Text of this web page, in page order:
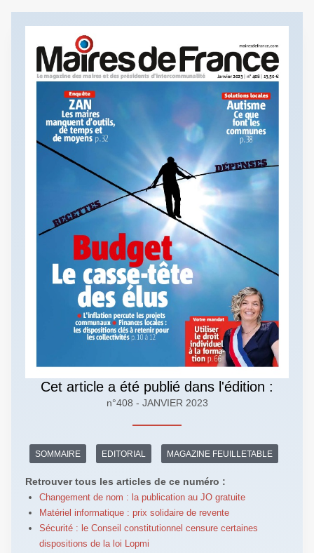
Cet article a été publié dans l'édition :
n°408 - JANVIER 2023
SOMMAIRE EDITORIAL MAGAZINE FEUILLETABLE
Retrouver tous les articles de ce numéro :
Changement de nom : la publication au JO gratuite
Matériel informatique : prix solidaire de revente
Sécurité : le Conseil constitutionnel censure certaines
dispositions de la loi Lopmi